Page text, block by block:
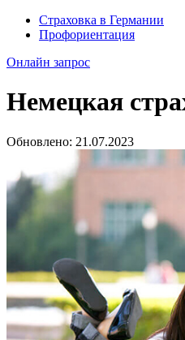
Страховка в Германии
Профориентация
Онлайн запрос
Немецкая
Обновлено: 21.07.2023